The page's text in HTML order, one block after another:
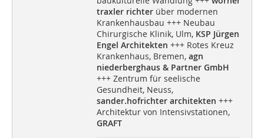
traxler richterüber modernen
Krankenhausbau +++ Neubau
Chirurgische Klinik, Ulm, KSP Jürgen
Engel Architekten +++ Rotes Kreuz
Krankenhaus, Bremen, agn
niederberghaus & Partner GmbH
+++ Zentrum für seelische
Gesundheit, Neuss,
sander.hofrichter architekten +++
Architektur von Intensivstationen,
GRAFT